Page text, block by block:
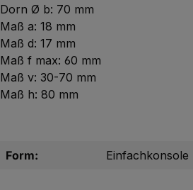
Dorn Ø b: 70 mm
Maß a: 18 mm
Maß d: 17 mm
Maß f max: 60 mm
Maß v: 30-70 mm
Maß h: 80 mm
Form: Einfachkonsole